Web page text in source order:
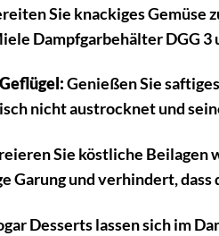
Sie knackiges Gemüse
Dampfgarbehälter DGG
Genießen Sie
nicht austrocknet und
Sie köstliche Beilagen
Garung und verhindert, dass
Desserts lassen sich im